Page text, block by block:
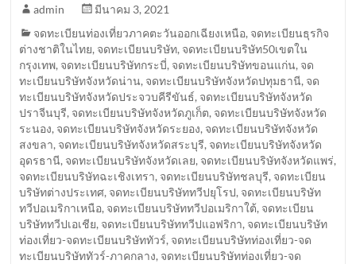
admin
มีนาคม 3, 2021
จดทะเบียนท่องเที่ยวภาคตะวันออกเฉียงเหนือ, จดทะเบียนธุรกิจ
ต่างชาติในไทย, จดทะเบียนบริษัท, จดทะเบียนบริษัท50เขตใน
กรุงเทพ, จดทะเบียนบริษัทกระบี่, จดทะเบียนบริษัทขอนแก่น, จด
ทะเบียนบริษัทจังหวัดน่าน, จดทะเบียนบริษัทจังหวัดปทุมธานี, จด
ทะเบียนบริษัทจังหวัดประจวบคีรีขันธ์, จดทะเบียนบริษัทจังหวัด
ปราจีนบุรี, จดทะเบียนบริษัทจังหวัดภูเก็ต, จดทะเบียนบริษัทจังหวัด
ระนอง, จดทะเบียนบริษัทจังหวัดระยอง, จดทะเบียนบริษัทจังหวัด
สงขลา, จดทะเบียนบริษัทจังหวัดสระบุรี, จดทะเบียนบริษัทจังหวัด
อุดรธานี, จดทะเบียนบริษัทจังหวัดเลย, จดทะเบียนบริษัทจังหวัดแพร่,
จดทะเบียนบริษัทฉะเชิงเทรา, จดทะเบียนบริษัทชลบุรี, จดทะเบียน
บริษัทต่างประเทศ, จดทะเบียนบริษัททวีปยุโรป, จดทะเบียนบริษัท
ทวีปอเมริกาเหนือ, จดทะเบียนบริษัททวีปอเมริกาใต้, จดทะเบียน
บริษัททวีปเอเชีย, จดทะเบียนบริษัททวีปแอฟริกา, จดทะเบียนบริษัท
ท่องเที่ยว-จดทะเบียนบริษัททัวร์, จดทะเบียนบริษัทท่องเที่ยว-จด
ทะเบียนบริษัททัวร์-ภาคกลาง, จดทะเบียนบริษัทท่องเที่ยว-จด